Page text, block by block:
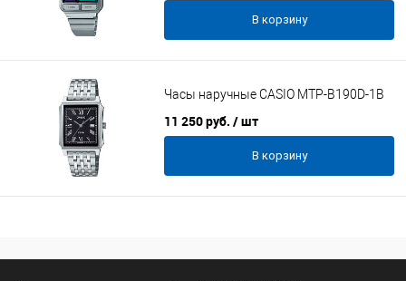
В корзину
Часы наручные CASIO MTP-B190D-1B
11 250 руб. / шт
В корзину